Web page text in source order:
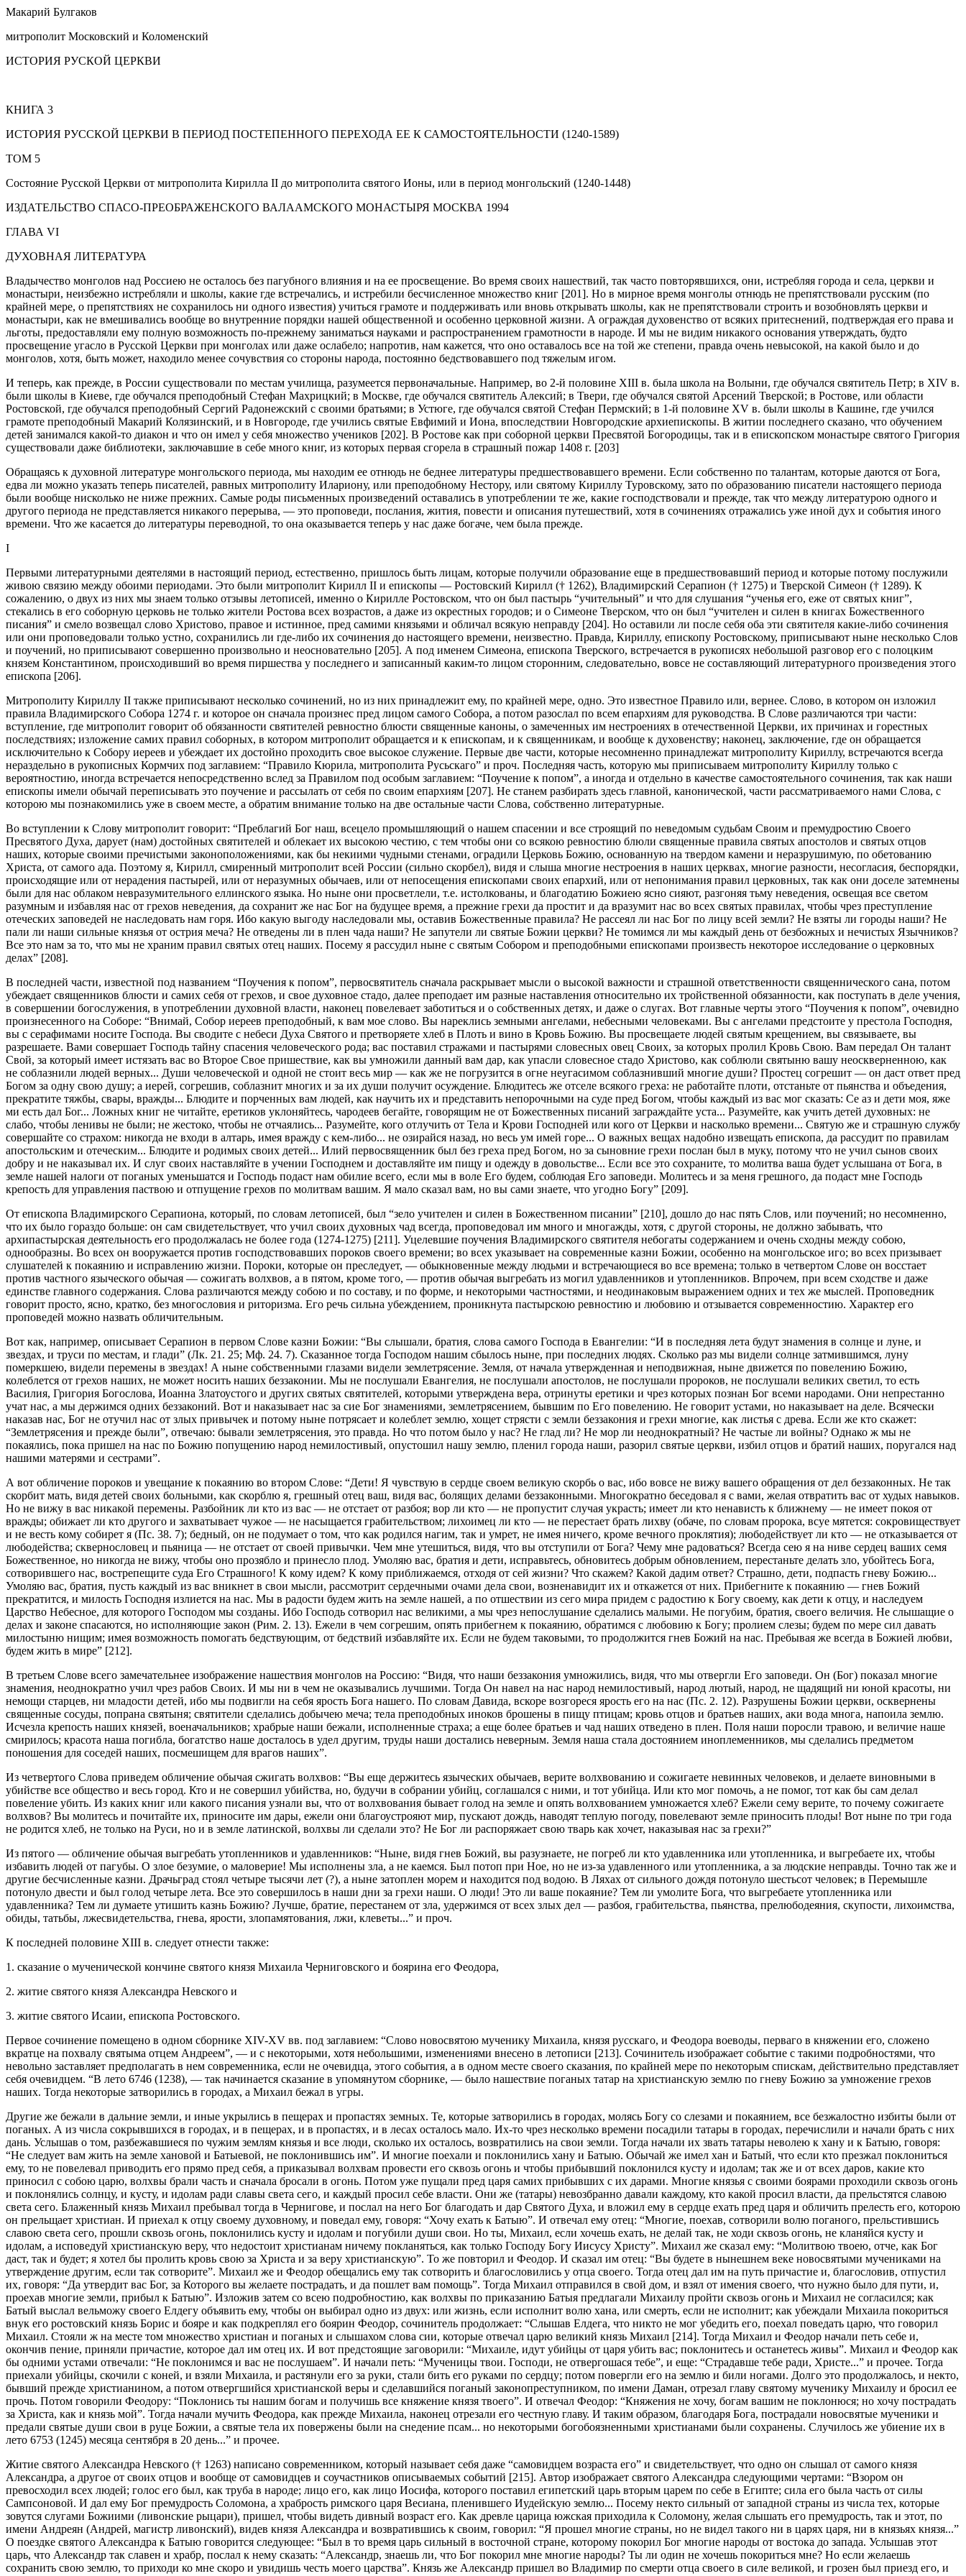
Макарий Булгаков
митрополит Московский и Коломенский
ИСТОРИЯ РУСКОЙ ЦЕРКВИ
КНИГА 3
ИСТОРИЯ РУССКОЙ ЦЕРКВИ В ПЕРИОД ПОСТЕПЕННОГО ПЕРЕХОДА ЕЕ К САМОСТОЯТЕЛЬНОСТИ (1240-1589)
ТОМ 5
Состояние Русской Церкви от митрополита Кирилла II до митрополита святого Ионы, или в период монгольский (1240-1448)
ИЗДАТЕЛЬСТВО СПАСО-ПРЕОБРАЖЕНСКОГО ВАЛААМСКОГО МОНАСТЫРЯ МОСКВА 1994
ГЛАВА VI
ДУХОВНАЯ ЛИТЕРАТУРА
Владычество монголов над Россиею не осталось без пагубного влияния и на ее просвещение. Во время своих нашествий, так часто повторявшихся, они, истребляя города и села, церкви и
монастыри, неизбежно истребляли и школы, какие где встречались, и истребили бесчисленное множество книг [201]. Но в мирное время монголы отнюдь не препятствовали русским (по
крайней мере, о препятствиях не сохранилось ни одного известия) учиться грамоте и поддерживать или вновь открывать школы, как не препятствовали строить и возобновлять церкви и
монастыри, как не вмешивались вообще во внутренние порядки нашей общественной и особенно церковной жизни. А ограждая духовенство от всяких притеснений, подтверждая его права и
льготы, предоставляли ему полную возможность по-прежнему заниматься науками и распространением грамотности в народе. И мы не видим никакого основания утверждать, будто
просвещение угасло в Русской Церкви при монголах или даже ослабело; напротив, нам кажется, что оно оставалось все на той же степени, правда очень невысокой, на какой было и до
монголов, хотя, быть может, находило менее сочувствия со стороны народа, постоянно бедствовавшего под тяжелым игом.
И теперь, как прежде, в России существовали по местам училища, разумеется первоначальные. Например, во 2-й половине XIII в. была школа на Волыни, где обучался святитель Петр; в XIV в.
были школы в Киеве, где обучался преподобный Стефан Махрицкий; в Москве, где обучался святитель Алексий; в Твери, где обучался святой Арсений Тверской; в Ростове, или области
Ростовской, где обучался преподобный Сергий Радонежский с своими братьями; в Устюге, где обучался святой Стефан Пермский; в 1-й половине XV в. были школы в Кашине, где учился
грамоте преподобный Макарий Колязинский, и в Новгороде, где учились святые Евфимий и Иона, впоследствии Новгородские архиепископы. В житии последнего сказано, что обучением
детей занимался какой-то диакон и что он имел у себя множество учеников [202]. В Ростове как при соборной церкви Пресвятой Богородицы, так и в епископском монастыре святого Григория
существовали даже библиотеки, заключавшие в себе много книг, из которых первая сгорела в страшный пожар 1408 г. [203]
Обращаясь к духовной литературе монгольского периода, мы находим ее отнюдь не беднее литературы предшествовавшего времени. Если собственно по талантам, которые даются от Бога,
едва ли можно указать теперь писателей, равных митрополиту Илариону, или преподобному Нестору, или святому Кириллу Туровскому, зато по образованию писатели настоящего периода
были вообще нисколько не ниже прежних. Самые роды письменных произведений оставались в употреблении те же, какие господствовали и прежде, так что между литературою одного и
другого периода не представляется никакого перерыва, — это проповеди, послания, жития, повести и описания путешествий, хотя в сочинениях отражались уже иной дух и события иного
времени. Что же касается до литературы переводной, то она оказывается теперь у нас даже богаче, чем была прежде.
I
Первыми литературными деятелями в настоящий период, естественно, пришлось быть лицам, которые получили образование еще в предшествовавший период и которые потому послужили
живою связию между обоими периодами. Это были митрополит Кирилл II и епископы — Ростовский Кирилл († 1262), Владимирский Серапион († 1275) и Тверской Симеон († 1289). К
сожалению, о двух из них мы знаем только отзывы летописей, именно о Кирилле Ростовском, что он был пастырь “учительный” и что для слушания “ученья его, еже от святых книг”,
стекались в его соборную церковь не только жители Ростова всех возрастов, а даже из окрестных городов; и о Симеоне Тверском, что он был “учителен и силен в книгах Божественного
писания” и смело возвещал слово Христово, правое и истинное, пред самими князьями и обличал всякую неправду [204]. Но оставили ли после себя оба эти святителя какие-либо сочинения
или они проповедовали только устно, сохранились ли где-либо их сочинения до настоящего времени, неизвестно. Правда, Кириллу, епископу Ростовскому, приписывают ныне несколько Слов
и поучений, но приписывают совершенно произвольно и неосновательно [205]. А под именем Симеона, епископа Тверского, встречается в рукописях небольшой разговор его с полоцким
князем Константином, происходивший во время пиршества у последнего и записанный каким-то лицом сторонним, следовательно, вовсе не составляющий литературного произведения этого
епископа [206].
Митрополиту Кириллу II также приписывают несколько сочинений, но из них принадлежит ему, по крайней мере, одно. Это известное Правило или, вернее. Слово, в котором он изложил
правила Владимирского Собора 1274 г. и которое он сначала произнес пред лицом самого Собора, а потом разослал по всем епархиям для руководства. В Слове различаются три части:
вступление, где митрополит говорит об обязанности святителей ревностно блюсти священные каноны, о замеченных им нестроениях в отечественной Церкви, их причинах и горестных
последствиях; изложение самих правил соборных, в котором митрополит обращается и к епископам, и к священникам, и вообще к духовенству; наконец, заключение, где он обращается
исключительно к Собору иереев и убеждает их достойно проходить свое высокое служение. Первые две части, которые несомненно принадлежат митрополиту Кириллу, встречаются всегда
нераздельно в рукописных Кормчих под заглавием: “Правило Кюрила, митрополита Русьскаго” и проч. Последняя часть, которую мы приписываем митрополиту Кириллу только с
вероятностию, иногда встречается непосредственно вслед за Правилом под особым заглавием: “Поучение к попом”, а иногда и отдельно в качестве самостоятельного сочинения, так как наши
епископы имели обычай переписывать это поучение и рассылать от себя по своим епархиям [207]. Не станем разбирать здесь главной, канонической, части рассматриваемого нами Слова, с
которою мы познакомились уже в своем месте, а обратим внимание только на две остальные части Слова, собственно литературные.
Во вступлении к Слову митрополит говорит: “Преблагий Бог наш, всецело промышляющий о нашем спасении и все строящий по неведомым судьбам Своим и премудростию Своего
Пресвятого Духа, дарует (нам) достойных святителей и облекает их высокою честию, с тем чтобы они со всякою ревностию блюли священные правила святых апостолов и святых отцов
наших, которые своими пречистыми законоположениями, как бы некиими чудными стенами, оградили Церковь Божию, основанную на твердом камени и неразрушимую, по обетованию
Христа, от самого ада. Поэтому я, Кирилл, смиренный митрополит всей России (сильно скорбел), видя и слыша многие нестроения в наших церквах, многие разности, несогласия, беспорядки,
происходящие или от нерадения пастырей, или от неразумных обычаев, или от непосещения епископами своих епархий, или от непонимания правил церковных, так как они доселе затемнены
были для нас облаком невразумительного еллинского языка. Но ныне они просветлели, т.е. истолкованы, и благодатию Божиею ясно сияют, разгоняя тьму неведения, освещая все светом
разумным и избавляя нас от грехов неведения, да сохранит же нас Бог на будущее время, а прежние грехи да простит и да вразумит нас во всех святых правилах, чтобы чрез преступление
отеческих заповедей не наследовать нам горя. Ибо какую выгоду наследовали мы, оставив Божественные правила? Не рассеял ли нас Бог по лицу всей земли? Не взяты ли городы наши? Не
пали ли наши сильные князья от острия меча? Не отведены ли в плен чада наши? Не запутели ли святые Божии церкви? Не томимся ли мы каждый день от безбожных и нечистых Язычников?
Все это нам за то, что мы не храним правил святых отец наших. Посему я рассудил ныне с святым Собором и преподобными епископами произвесть некоторое исследование о церковных
делах” [208].
В последней части, известной под названием “Поучения к попом”, первосвятитель сначала раскрывает мысли о высокой важности и страшной ответственности священнического сана, потом
убеждает священников блюсти и самих себя от грехов, и свое духовное стадо, далее преподает им разные наставления относительно их тройственной обязанности, как поступать в деле учения,
в совершении богослужения, в употреблении духовной власти, наконец повелевает заботиться и о собственных детях, и даже о слугах. Вот главные черты этого “Поучения к попом”, очевидно
произнесенного на Соборе: “Внимай, Собор иереев преподобный, к вам мое слово. Вы нареклись земными ангелами, небесными человеками. Вы с ангелами предстоите у престола Господня,
вы с серафимами носите Господа. Вы сводите с небеси Духа Святого и претворяете хлеб в Плоть и вино в Кровь Божию. Вы просвещаете людей святым крещением, вы связываете, вы
разрешаете. Вами совершает Господь тайну спасения человеческого рода; вас поставил стражами и пастырями словесных овец Своих, за которых пролил Кровь Свою. Вам передал Он талант
Свой, за который имеет истязать вас во Второе Свое пришествие, как вы умножили данный вам дар, как упасли словесное стадо Христово, как соблюли святыню вашу неоскверненною, как
не соблазнили людей верных... Души человеческой и одной не стоит весь мир — как же не погрузится в огне неугасимом соблазнивший многие души? Простец согрешит — он даст ответ пред
Богом за одну свою душу; а иерей, согрешив, соблазнит многих и за их души получит осуждение. Блюдитесь же отселе всякого греха: не работайте плоти, отстаньте от пьянства и объедения,
прекратите тяжбы, свары, вражды... Блюдите и порченных вам людей, как научить их и представить непорочными на суде пред Богом, чтобы каждый из вас мог сказать: Се аз и дети моя, яже
ми есть дал Бог... Ложных книг не читайте, еретиков уклоняйтесь, чародеев бегайте, говорящим не от Божественных писаний заграждайте уста... Разумейте, как учить детей духовных: не
слабо, чтобы ленивы не были; не жестоко, чтобы не отчаялись... Разумейте, кого отлучить от Тела и Крови Господней или кого от Церкви и насколько времени... Святую же и страшную службу
совершайте со страхом: никогда не входи в алтарь, имея вражду с кем-либо... не озирайся назад, но весь ум имей горе... О важных вещах надобно извещать епископа, да рассудит по правилам
апостольским и отеческим... Блюдите и родимых своих детей... Илий первосвященник был без греха пред Богом, но за сыновние грехи послан был в муку, потому что не учил сынов своих
добру и не наказывал их. И слуг своих наставляйте в учении Господнем и доставляйте им пищу и одежду в довольстве... Если все это сохраните, то молитва ваша будет услышана от Бога, в
земле нашей налоги от поганых уменьшатся и Господь подаст нам обилие всего, если мы в воле Его будем, соблюдая Его заповеди. Молитесь и за меня грешного, да подаст мне Господь
крепость для управления паствою и отпущение грехов по молитвам вашим. Я мало сказал вам, но вы сами знаете, что угодно Богу” [209].
От епископа Владимирского Серапиона, который, по словам летописей, был “зело учителен и силен в Божественном писании” [210], дошло до нас пять Слов, или поучений; но несомненно,
что их было гораздо больше: он сам свидетельствует, что учил своих духовных чад всегда, проповедовал им много и многажды, хотя, с другой стороны, не должно забывать, что
архипастырская деятельность его продолжалась не более года (1274-1275) [211]. Уцелевшие поучения Владимирского святителя небогаты содержанием и очень сходны между собою,
однообразны. Во всех он вооружается против господствовавших пороков своего времени; во всех указывает на современные казни Божии, особенно на монгольское иго; во всех призывает
слушателей к покаянию и исправлению жизни. Пороки, которые он преследует, — обыкновенные между людьми и встречающиеся во все времена; только в четвертом Слове он восстает
против частного языческого обычая — сожигать волхвов, а в пятом, кроме того, — против обычая выгребать из могил удавленников и утопленников. Впрочем, при всем сходстве и даже
единстве главного содержания. Слова различаются между собою и по составу, и по форме, и некоторыми частностями, и неодинаковым выражением одних и тех же мыслей. Проповедник
говорит просто, ясно, кратко, без многословия и риторизма. Его речь сильна убеждением, проникнута пастырскою ревностию и любовию и отзывается современностию. Характер его
проповедей можно назвать обличительным.
Вот как, например, описывает Серапион в первом Слове казни Божии: “Вы слышали, братия, слова самого Господа в Евангелии: “И в последняя лета будут знамения в солнце и луне, и
звездах, и труси по местам, и глади” (Лк. 21. 25; Мф. 24. 7). Сказанное тогда Господом нашим сбылось ныне, при последних людях. Сколько раз мы видели солнце затмившимся, луну
померкшею, видели перемены в звездах! А ныне собственными глазами видели землетрясение. Земля, от начала утвержденная и неподвижная, ныне движется по повелению Божию,
колеблется от грехов наших, не может носить наших беззаконии. Мы не послушали Евангелия, не послушали апостолов, не послушали пророков, не послушали великих светил, то есть
Василия, Григория Богослова, Иоанна Златоустого и других святых святителей, которыми утверждена вера, отринуты еретики и чрез которых познан Бог всеми народами. Они непрестанно
учат нас, а мы держимся одних беззаконий. Вот и наказывает нас за сие Бог знамениями, землетрясением, бывшим по Его повелению. Не говорит устами, но наказывает на деле. Всячески
наказав нас, Бог не отучил нас от злых привычек и потому ныне потрясает и колеблет землю, хощет стрясти с земли беззакония и грехи многие, как листья с древа. Если же кто скажет:
“Землетрясения и прежде были”, отвечаю: бывали землетрясения, это правда. Но что потом было у нас? Не глад ли? Не мор ли неоднократный? Не частые ли войны? Однако ж мы не
покаялись, пока пришел на нас по Божию попущению народ немилостивый, опустошил нашу землю, пленил города наши, разорил святые церкви, избил отцов и братий наших, поругался над
нашими матерями и сестрами”.
А вот обличение пороков и увещание к покаянию во втором Слове: “Дети! Я чувствую в сердце своем великую скорбь о вас, ибо вовсе не вижу вашего обращения от дел беззаконных. Не так
скорбит мать, видя детей своих больными, как скорблю я, грешный отец ваш, видя вас, болящих делами беззаконными. Многократно беседовал я с вами, желая отвратить вас от худых навыков.
Но не вижу в вас никакой перемены. Разбойник ли кто из вас — не отстает от разбоя; вор ли кто — не пропустит случая украсть; имеет ли кто ненависть к ближнему — не имеет покоя от
вражды; обижает ли кто другого и захватывает чужое — не насыщается грабительством; лихоимец ли кто — не перестает брать лихву (обаче, по словам пророка, всуе мятется: сокровиществует
и не весть кому собирет я (Пс. 38. 7); бедный, он не подумает о том, что как родился нагим, так и умрет, не имея ничего, кроме вечного проклятия); любодействует ли кто — не отказывается от
любодейства; сквернословец и пьяница — не отстает от своей привычки. Чем мне утешиться, видя, что вы отступили от Бога? Чему мне радоваться? Всегда сею я на ниве сердец ваших семя
Божественное, но никогда не вижу, чтобы оно прозябло и принесло плод. Умоляю вас, братия и дети, исправьтесь, обновитесь добрым обновлением, перестаньте делать зло, убойтесь Бога,
сотворившего нас, вострепещите суда Его Страшного! К кому идем? К кому приближаемся, отходя от сей жизни? Что скажем? Какой дадим ответ? Страшно, дети, подпасть гневу Божию...
Умоляю вас, братия, пусть каждый из вас вникнет в свои мысли, рассмотрит сердечными очами дела свои, возненавидит их и откажется от них. Прибегните к покаянию — гнев Божий
прекратится, и милость Господня излиется на нас. Мы в радости будем жить на земле нашей, а по отшествии из сего мира придем с радостию к Богу своему, как дети к отцу, и наследуем
Царство Небесное, для которого Господом мы созданы. Ибо Господь сотворил нас великими, а мы чрез непослушание сделались малыми. Не погубим, братия, своего величия. Не слышащие о
делах и законе спасаются, но исполняющие закон (Рим. 2. 13). Ежели в чем согрешим, опять прибегнем к покаянию, обратимся с любовию к Богу; пролием слезы; будем по мере сил давать
милостыню нищим; имея возможность помогать бедствующим, от бедствий избавляйте их. Если не будем таковыми, то продолжится гнев Божий на нас. Пребывая же всегда в Божией любви,
будем жить в мире” [212].
В третьем Слове всего замечательнее изображение нашествия монголов на Россию: “Видя, что наши беззакония умножились, видя, что мы отвергли Его заповеди. Он (Бог) показал многие
знамения, неоднократно учил чрез рабов Своих. И мы ни в чем не оказывались лучшими. Тогда Он навел на нас народ немилостивый, народ лютый, народ, не щадящий ни юной красоты, ни
немощи старцев, ни младости детей, ибо мы подвигли на себя ярость Бога нашего. По словам Давида, вскоре возгореся ярость его на нас (Пс. 2. 12). Разрушены Божии церкви, осквернены
священные сосуды, попрана святыня; святители сделались добычею меча; тела преподобных иноков брошены в пищу птицам; кровь отцов и братьев наших, аки вода многа, напоила землю.
Исчезла крепость наших князей, военачальников; храбрые наши бежали, исполненные страха; а еще более братьев и чад наших отведено в плен. Поля наши поросли травою, и величие наше
смирилось; красота наша погибла, богатство наше досталось в удел другим, труды наши достались неверным. Земля наша стала достоянием иноплеменников, мы сделались предметом
поношения для соседей наших, посмешищем для врагов наших”.
Из четвертого Слова приведем обличение обычая сжигать волхвов: “Вы еще держитесь языческих обычаев, верите волхвованию и сожигаете невинных человеков, и делаете виновными в
убийстве все общество и весь город. Кто и не совершил убийства, но, будучи в собрании убийц, соглашался с ними, и тот убийца. Или кто мог помочь, а не помог, тот как бы сам делал
повеление убить. Из каких книг или какого писания узнали вы, что от волхвования бывает голод на земле и опять волхвованием умножается хлеб? Ежели сему верите, то почему сожигаете
волхвов? Вы молитесь и почитайте их, приносите им дары, ежели они благоустрояют мир, пускают дождь, наводят теплую погоду, повелевают земле приносить плоды! Вот ныне по три года
не родится хлеб, не только на Руси, но и в земле латинской, волхвы ли сделали это? Не Бог ли распоряжает свою тварь как хочет, наказывая нас за грехи?”
Из пятого — обличение обычая выгребать утопленников и удавленников: “Ныне, видя гнев Божий, вы разузнаете, не погреб ли кто удавленника или утопленника, и выгребаете их, чтобы
избавить людей от пагубы. О злое безумие, о маловерие! Мы исполнены зла, а не каемся. Был потоп при Ное, но не из-за удавленного или утопленника, а за людские неправды. Точно так же и
другие бесчисленные казни. Драчьград стоял четыре тысячи лет (?), а ныне затоплен морем и находится под водою. В Ляхах от сильного дождя потонуло шестьсот человек; в Перемышле
потонуло двести и был голод четыре лета. Все это совершилось в наши дни за грехи наши. О люди! Это ли ваше покаяние? Тем ли умолите Бога, что выгребаете утопленника или
удавленника? Тем ли думаете утишить казнь Божию? Лучше, братие, перестанем от зла, удержимся от всех злых дел — разбоя, грабительства, пьянства, прелюбодеяния, скупости, лихоимства,
обиды, татьбы, лжесвидетельства, гнева, ярости, злопамятования, лжи, клеветы...” и проч.
К последней половине XIII в. следует отнести также:
1. сказание о мученической кончине святого князя Михаила Черниговского и боярина его Феодора,
2. житие святого князя Александра Невского и
3. житие святого Исаии, епископа Ростовского.
Первое сочинение помещено в одном сборнике XIV-XV вв. под заглавием: “Слово новосвятою мученику Михаила, князя русскаго, и Феодора воеводы, перваго в княжении его, сложено
вкратце на похвалу святыма отцем Андреем”, — и с некоторыми, хотя небольшими, изменениями внесено в летописи [213]. Сочинитель изображает событие с такими подробностями, что
невольно заставляет предполагать в нем современника, если не очевидца, этого события, а в одном месте своего сказания, по крайней мере по некоторым спискам, действительно представляет
себя очевидцем. “В лето 6746 (1238), — так начинается сказание в упомянутом сборнике, — было нашествие поганых татар на христианскую землю по гневу Божию за умножение грехов
наших. Тогда некоторые затворились в городах, а Михаил бежал в угры.
Другие же бежали в дальние земли, и иные укрылись в пещерах и пропастях земных. Те, которые затворились в городах, молясь Богу со слезами и покаянием, все безжалостно избиты были от
поганых. А из числа сокрывшихся в городах, и в пещерах, и в пропастях, и в лесах осталось мало. Их-то чрез несколько времени посадили татары в городах, перечислили и начали брать с них
дань. Услышав о том, разбежавшиеся по чужим землям князья и все люди, сколько их осталось, возвратились на свои земли. Тогда начали их звать татары неволею к хану и к Батыю, говоря:
“Не следует вам жить на земле хановой и Батыевой, не поклонившись им”. И многие поехали и поклонились хану и Батыю. Обычай же имел хан и Батый, что если кто презжал поклониться
ему, то не повелевал приводить его прямо пред себя, а приказывал волхвам провести его сквозь огонь и чтобы прибывший поклонился кусту и идолам; так же и от всех даров, какие кто
приносил с собою царю, волхвы брали часть и сначала бросали в огонь. Потом уже пущали пред царя самих прибывших с их дарами. Многие князья с своими боярами проходили сквозь огонь
и поклонялись солнцу, и кусту, и идолам ради славы света сего, и каждый просил себе власти. Они же (татары) невозбранно давали каждому, кто какой просил власти, да прельстятся славою
света сего. Блаженный князь Михаил пребывал тогда в Чернигове, и послал на него Бог благодать и дар Святого Духа, и вложил ему в сердце ехать пред царя и обличить прелесть его, которою
он прельщает христиан. И приехал к отцу своему духовному, и поведал ему, говоря: “Хочу ехать к Батыю”. И отвечал ему отец: “Многие, поехав, сотворили волю поганого, прельстившись
славою света сего, прошли сквозь огонь, поклонились кусту и идолам и погубили души свои. Но ты, Михаил, если хочешь ехать, не делай так, не ходи сквозь огонь, не кланяйся кусту и
идолам, а исповедуй христианскую веру, что недостоит христианам ничему покланяться, как только Господу Богу Иисусу Христу”. Михаил же сказал ему: “Молитвою твоею, отче, как Бог
даст, так и будет; я хотел бы пролить кровь свою за Христа и за веру христианскую”. То же повторил и Феодор. И сказал им отец: “Вы будете в нынешнем веке новосвятыми мучениками на
утверждение другим, если так сотворите”. Михаил же и Феодор обещались ему так сотворить и благословились у отца своего. Тогда отец дал им на путь причастие и, благословив, отпустил
их, говоря: “Да утвердит вас Бог, за Которого вы желаете пострадать, и да пошлет вам помощь”. Тогда Михаил отправился в свой дом, и взял от имения своего, что нужно было для пути, и,
проехав многие земли, прибыл к Батыю”. Изложив затем со всею подробностию, как волхвы по приказанию Батыя предлагали Михаилу пройти сквозь огонь и Михаил не согласился; как
Батый выслал вельможу своего Елдегу объявить ему, чтобы он выбирал одно из двух: или жизнь, если исполнит волю хана, или смерть, если не исполнит; как убеждали Михаила покориться
внук его ростовский князь Борис и бояре и как подкреплял его боярин Феодор, сочинитель продолжает: “Слышав Елдега, что никто не мог убедить его, поехал поведать царю, что говорил
Михаил. Стояли ж на месте том множество христиан и поганых и слышахом слова сии, которые отвечал царю великий князь Михаил [214]. Тогда Михаил и Феодор начали петь себе и,
окончив пение, приняли причастие, которое дал им отец их. И вот предстоящие заговорили: “Михаиле, идут убийцы от царя убить вас; поклонитесь и останетесь живы”. Михаил и Феодор как
бы одними устами отвечали: “Не поклонимся и вас не послушаем”. И начали петь: “Мученицы твои. Господи, не отвергошася тебе”, и еще: “Страдавше тебе ради, Христе...” и прочее. Тогда
приехали убийцы, скочили с коней, и взяли Михаила, и растянули его за руки, стали бить его руками по сердцу; потом повергли его на землю и били ногами. Долго это продолжалось, и некто,
бывший прежде христианином, а потом отвергшийся христианской веры и сделавшийся поганый законопреступником, по имени Даман, отрезал главу святому мученику Михаилу и бросил ее
прочь. Потом говорили Феодору: “Поклонись ты нашим богам и получишь все княжение князя твоего”. И отвечал Феодор: “Княжения не хочу, богам вашим не поклонюся; но хочу пострадать
за Христа, как и князь мой”. Тогда начали мучить Феодора, как прежде Михаила, наконец отрезали его честную главу. И таким образом, благодаря Бога, пострадали новосвятые мученики и
предали святые души свои в руце Божии, а святые тела их повержены были на снедение псам... но некоторыми богобоязненными христианами были сохранены. Случилось же убиение их в
лето 6753 (1245) месяца сентября в 20 день...” и прочее.
Житие святого Александра Невского († 1263) написано современником, который называет себя даже “самовидцем возраста его” и свидетельствует, что одно он слышал от самого князя
Александра, а другое от своих отцов и вообще от самовидцев и соучастников описываемых событий [215]. Автор изображает святого Александра следующими чертами: “Взором он
превосходил всех людей; голос его был, как труба в народе; лицо его, как лицо Иосифа, которого поставил египетский царь вторым царем по себе в Египте; сила его была часть от силы
Сампсоновой. И дал ему Бог премудрость Соломона, а храбрость римского царя Весиана, пленившего Иудейскую землю... Посему некто сильный от западной страны из числа тех, которые
зовутся слугами Божиими (ливонские рыцари), пришел, чтобы видеть дивный возраст его. Как древле царица южская приходила к Соломону, желая слышать его премудрость, так и этот, по
имени Андреян (Андрей, магистр ливонский), видев князя Александра и возвратившись к своим, говорил: “Я прошел многие страны, но не видел такого ни в царях царя, ни в князьях князя...”
О поездке святого Александра к Батыю говорится следующее: “Был в то время царь сильный в восточной стране, которому покорил Бог многие народы от востока до запада. Услышав этот
царь, что Александр так славен и храбр, послал к нему сказать: “Александр, знаешь ли, что Бог покорил мне многие народы? Ты ли один не хочешь покориться мне? Но если желаешь
сохранить свою землю, то приходи ко мне скоро и увидишь честь моего царства”. Князь же Александр пришел во Владимир по смерти отца своего в силе великой, и грозен был приезд его, и